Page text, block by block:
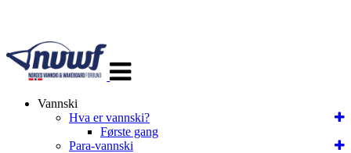
navigasjon
Vannski
Hva er vannski?
Første gang
Para-vannski